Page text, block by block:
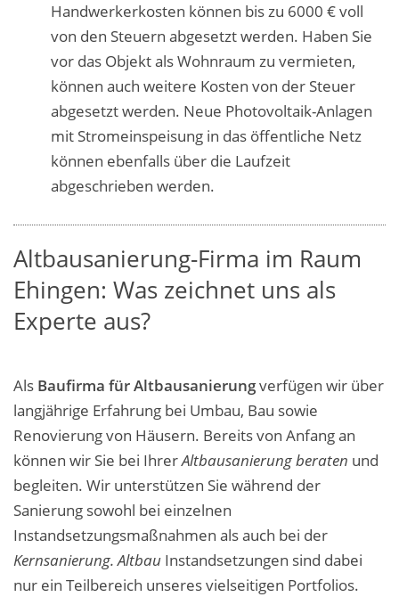
Handwerkerkosten können bis zu 6000 € voll
von den Steuern abgesetzt werden. Haben Sie
vor das Objekt als Wohnraum zu vermieten,
können auch weitere Kosten von der Steuer
abgesetzt werden. Neue Photovoltaik-Anlagen
mit Stromeinspeisung in das öffentliche Netz
können ebenfalls über die Laufzeit
abgeschrieben werden.
Altbausanierung-Firma im Raum
Ehingen: Was zeichnet uns als
Experte aus?
Als Baufirma für Altbausanierungverfügen wir über
langjährige Erfahrung bei Umbau, Bau sowie
Renovierung von Häusern. Bereits von Anfang an
können wir Sie bei IhrerAltbausanierung beraten und
begleiten. Wir unterstützen Sie während der
Sanierung sowohl bei einzelnen
Instandsetzungsmaßnahmen als auch bei der
Kernsanierung. Altbau Instandsetzungen sind dabei
nur ein Teilbereich unseres vielseitigen Portfolios.